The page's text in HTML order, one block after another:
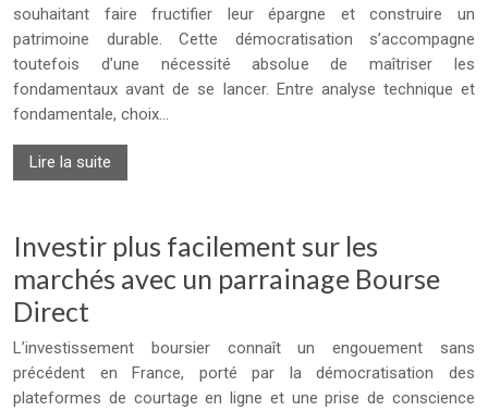
souhaitant faire fructifier leur épargne et construire un
patrimoine durable. Cette démocratisation s’accompagne
toutefois d’une nécessité absolue de maîtriser les
fondamentaux avant de se lancer. Entre analyse technique et
fondamentale, choix…
Lire la suite
Investir plus facilement sur les
marchés avec un parrainage Bourse
Direct
L’investissement boursier connaît un engouement sans
précédent en France, porté par la démocratisation des
plateformes de courtage en ligne et une prise de conscience